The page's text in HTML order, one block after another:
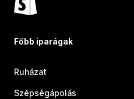
Főbb iparágak
Ruházat
Szépségápolás